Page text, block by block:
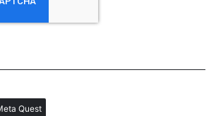
Quest